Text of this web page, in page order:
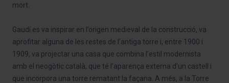
mort.
Gaudí es va inspirar en l’origen medieval de la construcció, va
aprofitar alguna de les restes de l’antiga torre i, entre 1900 i
1909, va projectar una casa que combina l’estil modernista
amb el neogòtic català, que té l’aparença externa d’un castell i
que incorpora una torre rematant la façana. A més, a la Torre